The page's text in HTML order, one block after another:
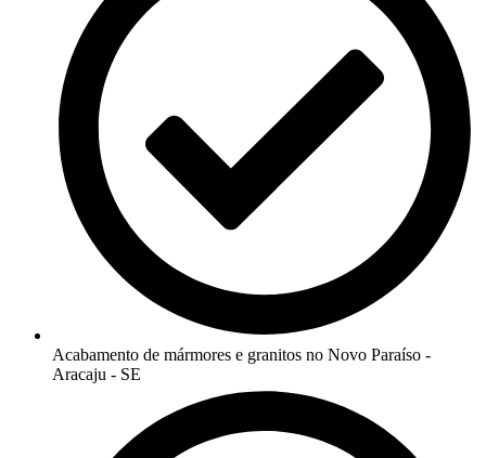
Acabamento de mármores e granitos no Novo Paraíso -
Aracaju - SE